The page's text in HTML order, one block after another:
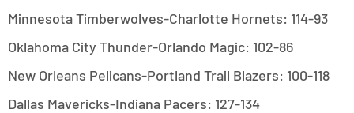
Minnesota Timberwolves-Charlotte Hornets: 114-93
Oklahoma City Thunder-Orlando Magic: 102-86
New Orleans Pelicans-Portland Trail Blazers: 100-118
Dallas Mavericks-Indiana Pacers: 127-134